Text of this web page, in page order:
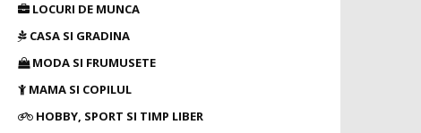
LOCURI DE MUNCA
CASA SI GRADINA
MODA SI FRUMUSETE
MAMA SI COPILUL
HOBBY, SPORT SI TIMP LIBER